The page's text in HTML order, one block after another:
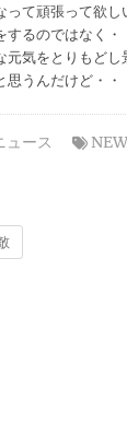
て頑張って欲し
るのではなく・
気をとりもどし
うんだけど・・
ュース